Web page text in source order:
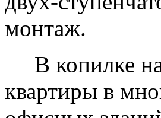
монтаж.
В копилке
квартиры в